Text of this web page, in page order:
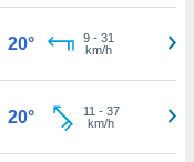
20° 9- 31
km/h
20° 11 - 37
km/h